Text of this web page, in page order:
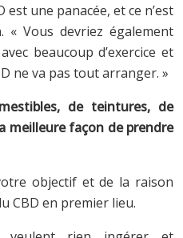
est une panacée, et ce n’est
« Vous devriez également
beaucoup d’exercice et
ne va pas tout arranger. »
de teintures, de
meilleure façon de prendre
objectif et de la raison
CBD en premier lieu.